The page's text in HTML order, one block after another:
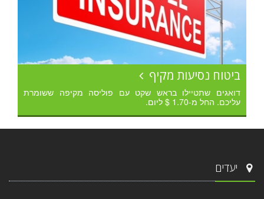
ביטוח נסיעות מקיף
דואגים שתטיילו בראש שקט עם פוליסה מקיפה ששומרת
עליכם. החל מ-1.70 $ ליום.
יעדים